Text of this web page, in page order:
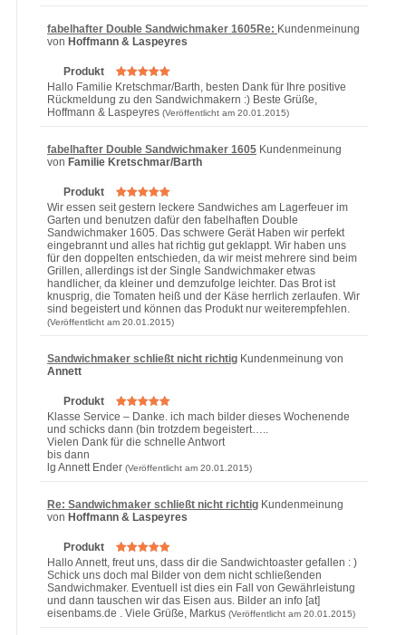
fabelhafter Double Sandwichmaker 1605Re: Kundenmeinung
von Hoffmann & Laspeyres
Produkt
Hallo Familie Kretschmar/Barth, besten Dank für Ihre positive
Rückmeldung zu den Sandwichmakern :) Beste Grüße,
Hoffmann & Laspeyres (Veröffentlicht am 20.01.2015)
fabelhafter Double Sandwichmaker 1605 Kundenmeinung
von Familie Kretschmar/Barth
Produkt
Wir essen seit gestern leckere Sandwiches am Lagerfeuer im
Garten und benutzen dafür den fabelhaften Double
Sandwichmaker 1605. Das schwere Gerät Haben wir perfekt
eingebrannt und alles hat richtig gut geklappt. Wir haben uns
für den doppelten entschieden, da wir meist mehrere sind beim
Grillen, allerdings ist der Single Sandwichmaker etwas
handlicher, da kleiner und demzufolge leichter. Das Brot ist
knusprig, die Tomaten heiß und der Käse herrlich zerlaufen. Wir
sind begeistert und können das Produkt nur weiterempfehlen.
(Veröffentlicht am 20.01.2015)
Sandwichmaker schließt nicht richtig Kundenmeinung von
Annett
Produkt
Klasse Service – Danke. ich mach bilder dieses Wochenende
und schicks dann (bin trotzdem begeistert…..
Vielen Dank für die schnelle Antwort
bis dann
lg Annett Ender (Veröffentlicht am 20.01.2015)
Re: Sandwichmaker schließt nicht richtig Kundenmeinung
von Hoffmann & Laspeyres
Produkt
Hallo Annett, freut uns, dass dir die Sandwichtoaster gefallen : )
Schick uns doch mal Bilder von dem nicht schließenden
Sandwichmaker. Eventuell ist dies ein Fall von Gewährleistung
und dann tauschen wir das Eisen aus. Bilder an info [at]
eisenbams.de . Viele Grüße, Markus (Veröffentlicht am 20.01.2015)